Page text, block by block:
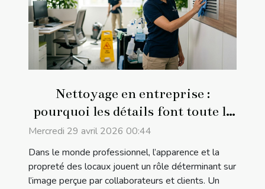
Nettoyage en entreprise :
pourquoi les détails font toute la
différence
Mercredi 29 avril 2026 00:44
Dans le monde professionnel, l’apparence et la
propreté des locaux jouent un rôle déterminant sur
l’image perçue par collaborateurs et clients. Un